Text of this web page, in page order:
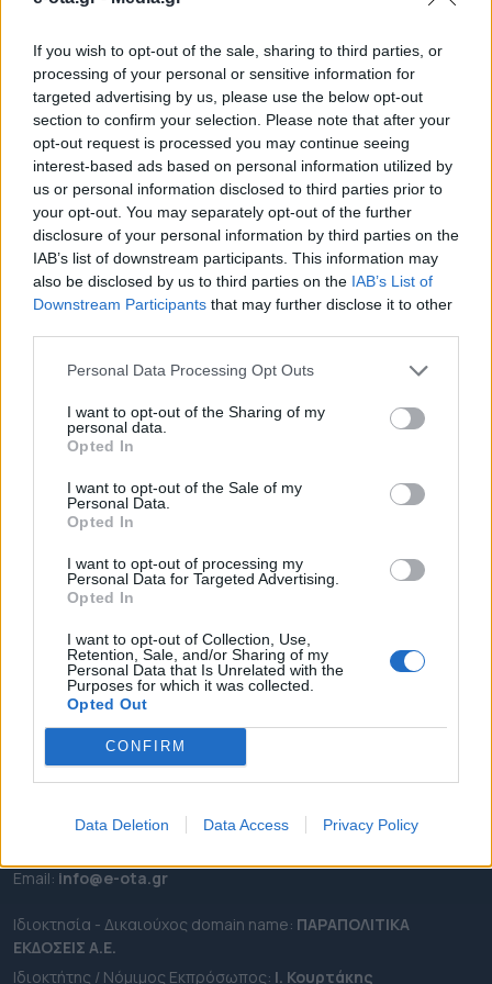
If you wish to opt-out of the sale, sharing to third parties, or
processing of your personal or sensitive information for
targeted advertising by us, please use the below opt-out
section to confirm your selection. Please note that after your
opt-out request is processed you may continue seeing
interest-based ads based on personal information utilized by
us or personal information disclosed to third parties prior to
your opt-out. You may separately opt-out of the further
disclosure of your personal information by third parties on the
IAB’s list of downstream participants. This information may
also be disclosed by us to third parties on the IAB’s List of
Downstream Participants that may further disclose it to other
Personal Data Processing Opt Outs
I want to opt-out of the Sharing of my
personal data.
Opted In
I want to opt-out of the Sale of my
Personal Data.
Opted In
I want to opt-out of processing my
Personal Data for Targeted Advertising.
Opted In
I want to opt-out of Collection, Use,
Retention, Sale, and/or Sharing of my
Personal Data that Is Unrelated with the
Purposes for which it was collected.
Opted Out
CONFIRM
Data Deletion Data Access Privacy Policy
Ο Δήμος Ελληνικού – Αργυρούπολης μπαίνει
δυναμικά στον κόσμο του ηλεκτρονικού
αθλητισμού, φιλοξενώντας το 1ο ESPORTS SUMMIT
στην Ελλάδα, μια διοργάνωση που φιλοδοξεί να
αποτελέσει σημείο αναφοράς για τη νέα ψηφιακή
εποχή. Στις 24 και 25 Απριλίου 2026, το “The
Ellinikon Experience Park” μετατρέπεται σε κέντρο
καινοτομίας, τεχνολογίας και gaming,
συγκεντρώνοντας gamers από όλη τη […]
28.03.2026 - 11.28
ΡΟΗ ΕΙΔΗΣΕΩΝ
ΕΠΙΚΑΙΡΟΤΗΤΑ
ΠΕΡΙΦΕΡΕΙΕΣ
OTA LEAKS
ΣΥΝΕΝΤΕΥΞΕΙΣ
ΑΠΟΨΕΙΣ
ΠΡΟΣΛΗΨΕΙΣ
e-ota.gr | Ταυτότητα
Καλλιθέα Αττικής
Εmail: info@e-ota.gr
Ιδιοκτησία - Δικαιούχος domain name: ΠΑΡΑΠΟΛΙΤΙΚΑ
ΕΚΔΟΣΕΙΣ A.E.
Ιδιοκτήτης / Νόμιμος Εκπρόσωπος: Ι. Κουρτάκης